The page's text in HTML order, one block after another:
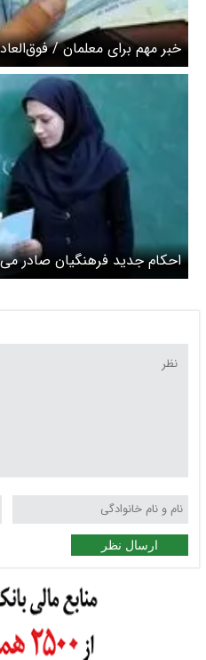
خبر مهم برای معلمان /
پرورش پرداخت می‌شود
احکام جدید فرهنگیان صادر
پرداخت حقوق فروردین ماه
ارسال نظر